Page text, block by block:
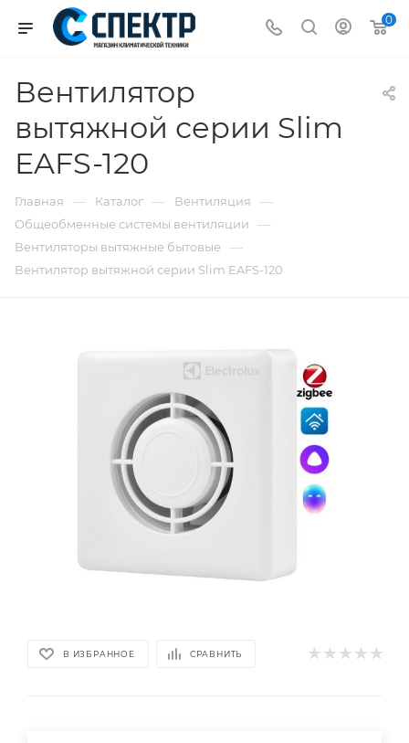
0
Вентилятор
вытяжной серии Slim
EAFS-120
Главная — Каталог — Вентиляция —
Общеобменные системы вентиляции —
Вентиляторы вытяжные бытовые —
Вентилятор вытяжной серии Slim EAFS-120
В ИЗБРАННОЕ СРАВНИТЬ